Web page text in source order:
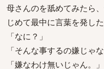
母さんのを舐めてみたら
じめて最中に言葉を発した
「なに？」
「そんな事するの嫌じゃ
「嫌なわけ無いじゃん。」